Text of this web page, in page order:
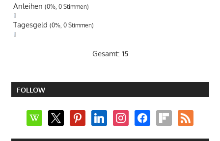
Anleihen (0%, 0 Stimmen)
Tagesgeld (0%, 0 Stimmen)
Gesamt: 15
FOLLOW
wikipedia
x pinterestlinkedininstagramfacebookflipboard
rss